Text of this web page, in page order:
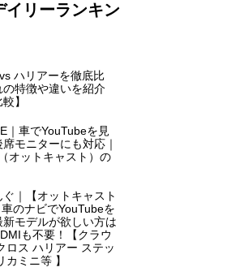
イリーランキン
ハリアーを徹底比
特徴や違いを紹介
】
｜車でYouTubeを見
モニターにも対応｜
オットキャスト）の
｜【オットキャスト
のナビでYouTubeを
新モデルが欲しい方は
も不要！【クラウ
ロス ハリアー ステッ
カミニ等 】